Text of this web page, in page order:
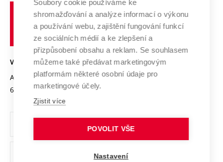
Výzkumné infrastruktury
Transfer znalostí
Open Science
Projekty
Projekty ze strukturálních fondů
Specifický výzkum
Spolupráce se školami
Služby univerzity
Mezinárodní dohody
Univerzitní sítě
Udržitelná univerzita
Podnikavá univerzita / ContriBUTe
Bezpečná univerzita
Vyznamenání
Organizační struktura
Ochrana osobních údajů
učení
technické
VYSOKÉ UČENÍ TECHNICKÉ V BRNĚ
Antonínská 548/1
602 00 Brno
www.vut.cz
vut@vutbr.cz
Soubory cookie používáme ke
shromažďování a analýze informací o výkonu
a používání webu, zajištění fungování funkcí
ze sociálních médií a ke zlepšení a
přizpůsobení obsahu a reklam. Se souhlasem
můžeme také předávat marketingovým
platformám některé osobní údaje pro
marketingové účely.
Zjistit více
POVOLIT VŠE
Nastavení